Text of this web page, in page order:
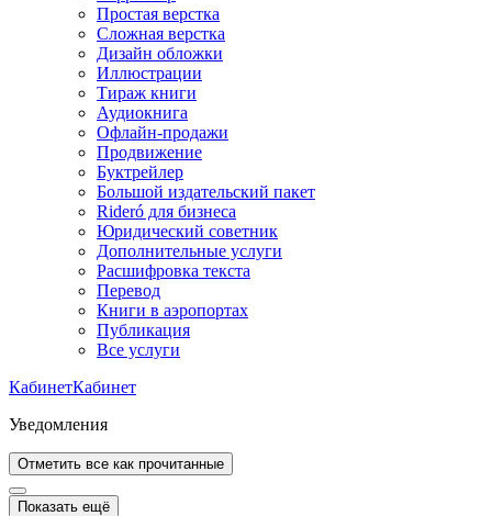
Простая верстка
Сложная верстка
Дизайн обложки
Иллюстрации
Тираж книги
Аудиокнига
Офлайн-продажи
Продвижение
Буктрейлер
Большой издательский пакет
Rideró для бизнеса
Юридический советник
Дополнительные услуги
Расшифровка текста
Перевод
Книги в аэропортах
Публикация
Все услуги
КабинетКабинет
Уведомления
Отметить все как прочитанные
Показать ещё